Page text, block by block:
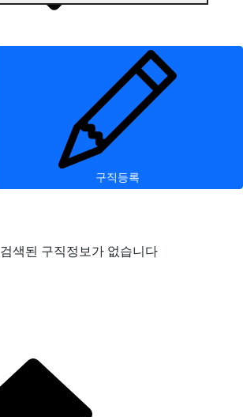
구직등록
검색된 구직정보가 없습니다